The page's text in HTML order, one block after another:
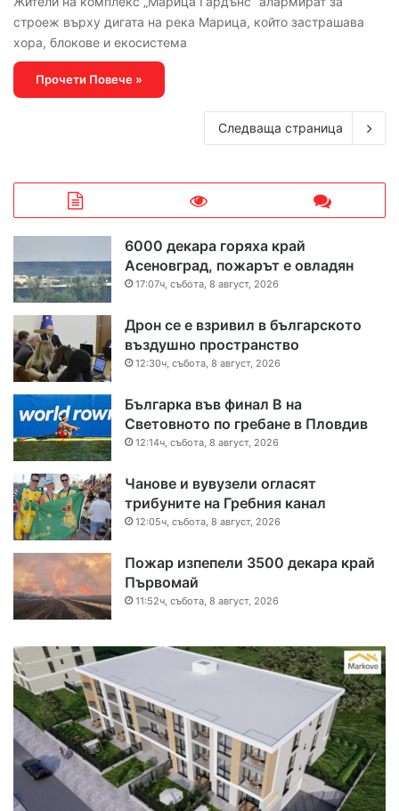
строеж върху дигата на река Марица, който застрашава
хора, блокове и екосистема
Прочети Повече »
Следваща страница
6000 декара горяха край
Асеновград, пожарът е овладян
17:07ч, събота, 8 август, 2026
Дрон се е взривил в българското
въздушно пространство
12:30ч, събота, 8 август, 2026
Българка във финал B на
Световното по гребане в Пловдив
12:14ч, събота, 8 август, 2026
Чанове и вувузели огласят
трибуните на Гребния канал
12:05ч, събота, 8 август, 2026
Пожар изпепели 3500 декара край
Първомай
11:52ч, събота, 8 август, 2026